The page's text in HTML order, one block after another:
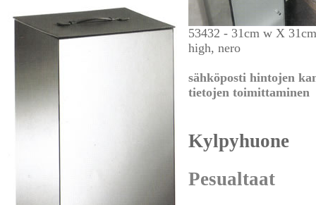
53432 - 31cm w X
high, nero
sähköposti hintojen
tietojen toimittaminen
Kylpyhuone
Pesualtaat